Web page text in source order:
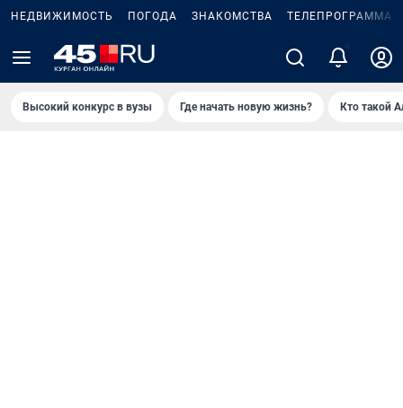
НЕДВИЖИМОСТЬ ПОГОДА ЗНАКОМСТВА ТЕЛЕПРОГРАММА
Высокий конкурс в вузы Где начать новую жизнь? Кто такой